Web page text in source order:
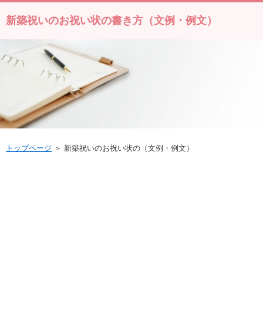
新築祝いのお祝い状の書き方（文例・例文）
トップページ ＞ 新築祝いのお祝い状の（文例・例文）